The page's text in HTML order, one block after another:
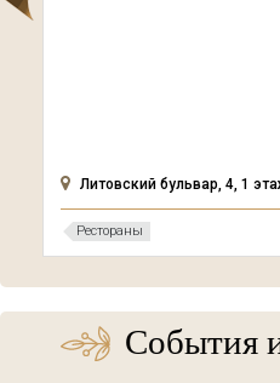
Литовский бульвар, 4, 1
Рестораны
События